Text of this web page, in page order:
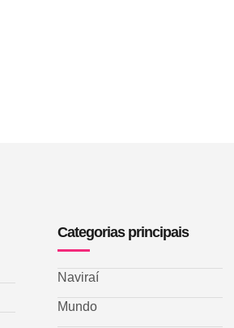
Categorias principais
Naviraí
Mundo